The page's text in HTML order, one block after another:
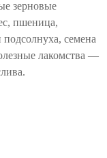
зерновые
пшеница,
подсолнуха, семена
лакомства —